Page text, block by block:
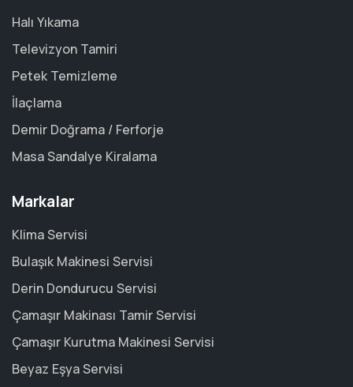
Halı Yıkama
Televizyon Tamiri
Petek Temizleme
İlaçlama
Demir Doğrama / Ferforje
Masa Sandalye Kiralama
Markalar
Klima Servisi
Bulaşık Makinesi Servisi
Derin Dondurucu Servisi
Çamaşır Makinası Tamir Servisi
Çamaşır Kurutma Makinesi Servisi
Beyaz Eşya Servisi